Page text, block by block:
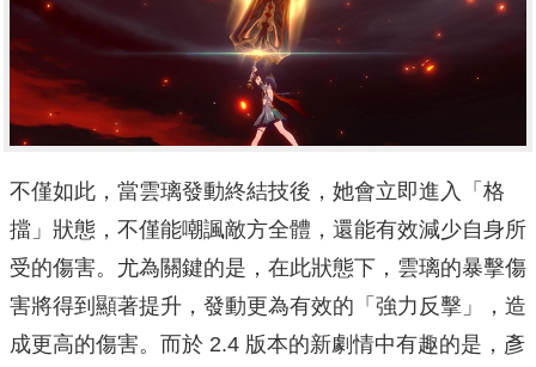
不僅如此，當雲璃發動終結技後，她會立即進入「格
擋」狀態，不僅能嘲諷敵方全體，還能有效減少自身所
受的傷害。尤為關鍵的是，在此狀態下，雲璃的暴擊傷
害將得到顯著提升，發動更為有效的「強力反擊」，造
成更高的傷害。而於 2.4 版本的新劇情中有趣的是，彥